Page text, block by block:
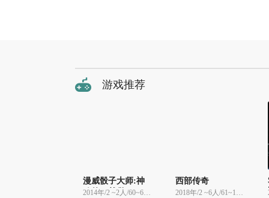
游戏推荐
漫威骰子大师:神
秘的X-战警
2014年/2 ~2人/60~60分
西部传奇
2018年/2 ~6人/61~120分